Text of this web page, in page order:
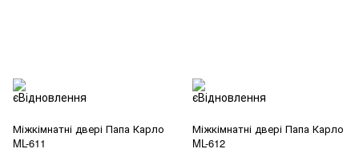
Міжкімнатні двері Папа Карло
ML-611
Міжкімнатні двері Папа Карло
ML-612